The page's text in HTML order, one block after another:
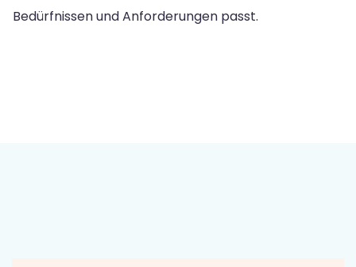
Bedürfnissen und Anforderungen passt.